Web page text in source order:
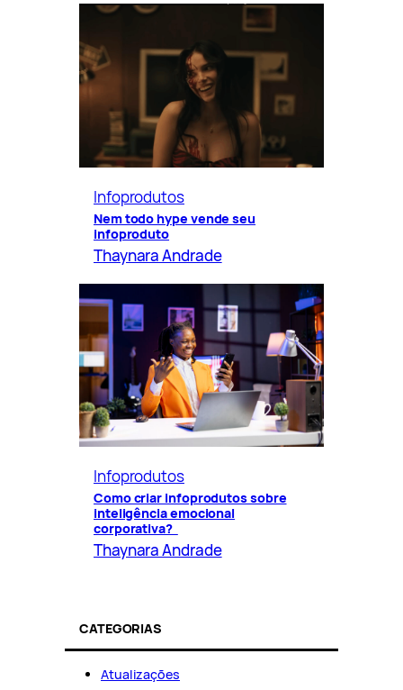
Infoprodutos
Nem todo hype vende seu
infoproduto
Thaynara Andrade
Infoprodutos
Como criar infoprodutos sobre
inteligência emocional
corporativa?
Thaynara Andrade
CATEGORIAS
Atualizações